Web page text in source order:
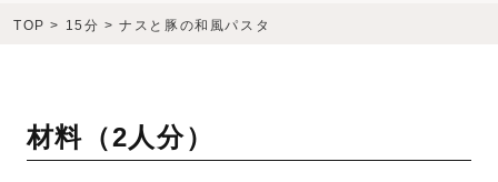
TOP > 15分 >ナスと豚の和風パスタ
材料（2人分）